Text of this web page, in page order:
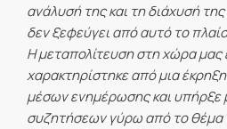
ανάλυσή της και τη διάχυσή
δεν ξεφεύγει από αυτό το
Η μεταπολίτευση στη χώρα
χαρακτηρίστηκε από μια
μέσων ενημέρωσης και
συζητήσεων γύρω από το θέμα